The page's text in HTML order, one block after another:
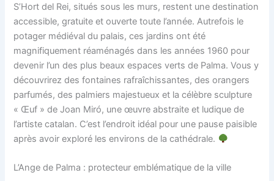
S’Hort del Rei, situés sous les murs, restent une destination
accessible, gratuite et ouverte toute l’année. Autrefois le
potager médiéval du palais, ces jardins ont été
magnifiquement réaménagés dans les années 1960 pour
devenir l’un des plus beaux espaces verts de Palma. Vous y
découvrirez des fontaines rafraîchissantes, des orangers
parfumés, des palmiers majestueux et la célèbre sculpture
« Œuf » de Joan Miró, une œuvre abstraite et ludique de
l’artiste catalan. C’est l’endroit idéal pour une pause paisible
après avoir exploré les environs de la cathédrale.
L’Ange de Palma : protecteur emblématique de la ville